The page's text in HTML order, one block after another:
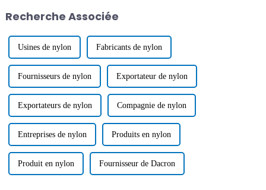
Recherche Associée
Usines de nylon Fabricants de nylon
Fournisseurs de nylon Exportateur de nylon
Exportateurs de nylon Compagnie de nylon
Entreprises de nylon Produits en nylon
Produit en nylon Fournisseur de Dacron